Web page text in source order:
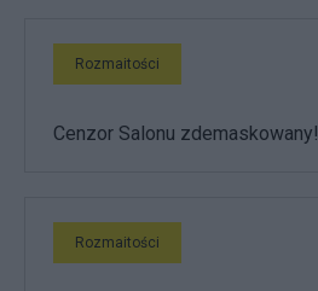
Rozmaitości
Cenzor Salonu zdemaskowany!
Rozmaitości